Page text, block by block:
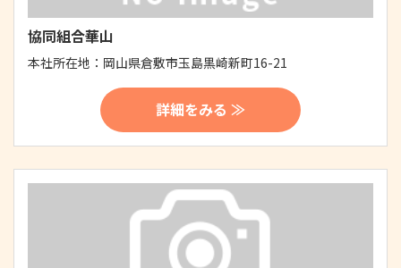
協同組合華山
本社所在地： 岡山県倉敷市玉島黒崎新町16-21
詳細をみる ≫